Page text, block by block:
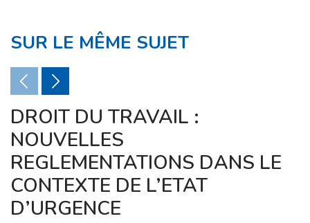
SUR LE MÊME SUJET
DROIT DU TRAVAIL :
NOUVELLES
REGLEMENTATIONS DANS LE
CONTEXTE DE L’ETAT
D’URGENCE